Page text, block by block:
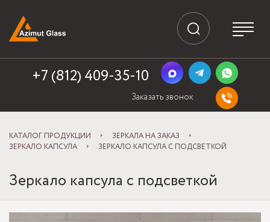
+7 (812) 409-35-10
Заказать звонок
КАТАЛОГ ПРОДУКЦИИ
ЗЕРКАЛА НА ЗАКАЗ
ЗЕРКАЛО КАПСУЛА
ЗЕРКАЛО КАПСУЛА С ПОДСВЕТКОЙ
Зеркало капсула с подсветкой